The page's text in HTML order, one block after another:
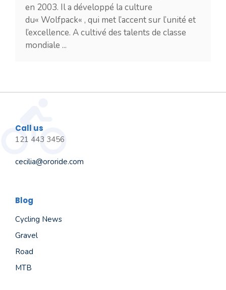
en 2003. Il a développé la culture
du« Wolfpack« , qui met l’accent sur l’unité et
l’excellence. A cultivé des talents de classe
mondiale ...
Call us
121 443 3456
cecilia@ororide.com
Blog
Cycling News
Gravel
Road
MTB